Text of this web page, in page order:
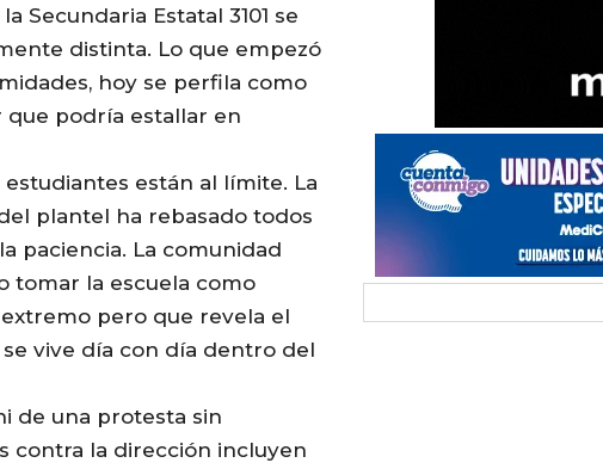
Secundaria Estatal 3101 se
distinta. Lo que empezó
hoy se perfila como
que podría estallar en
están al límite. La
plantel ha rebasado todos
paciencia. La comunidad
tomar la escuela como
pero que revela el
vive día con día dentro del
de una protesta sin
contra la dirección incluyen